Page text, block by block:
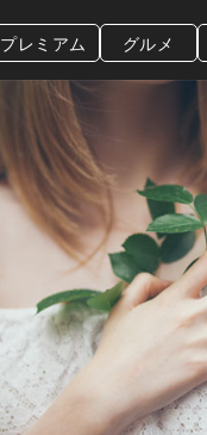
プレミアム グルメ